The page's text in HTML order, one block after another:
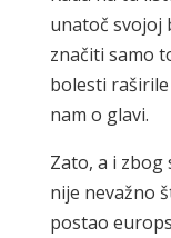
unatoč svojoj
značiti samo
bolesti
nam o glavi.
Zato, a i zbog
nije nevažno
postao